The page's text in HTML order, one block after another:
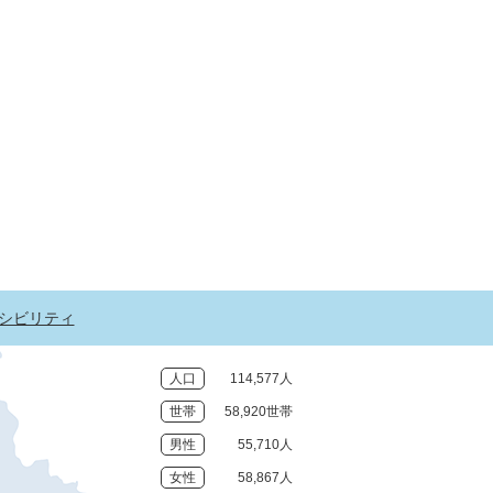
ビリティ
人口 114,577人
世帯 58,920世帯
男性 55,710人
女性 58,867人